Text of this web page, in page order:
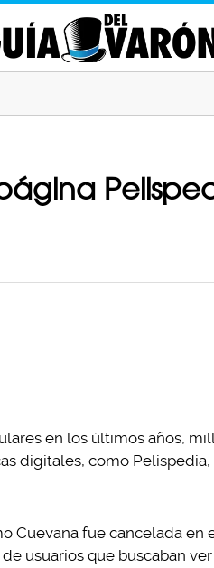
en los últimos años,
digitales, como Pelispedia,
Cuevana fue cancelada en
usuarios que buscaban